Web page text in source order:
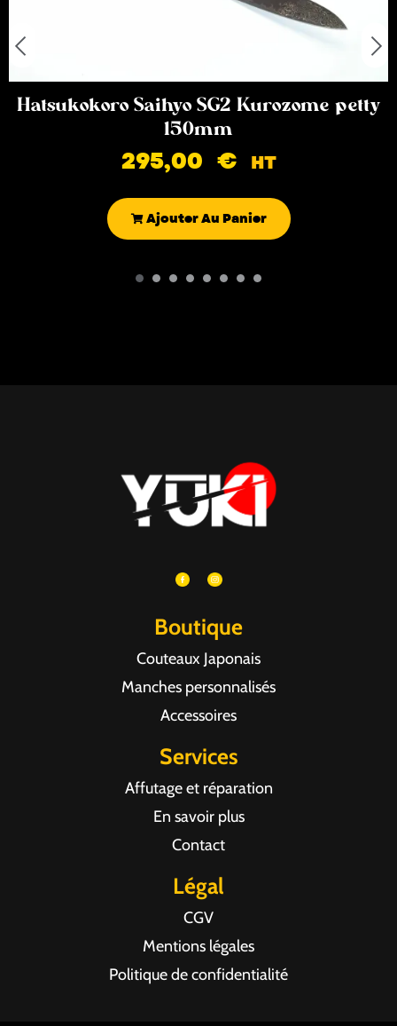
Hatsukokoro Saihyo SG2 Kurozome petty
150mm
295,00 € HT
Ajouter Au Panier
Boutique
Couteaux Japonais
Manches personnalisés
Accessoires
Services
Affutage et réparation
En savoir plus
Contact
Légal
CGV
Mentions légales
Politique de confidentialité